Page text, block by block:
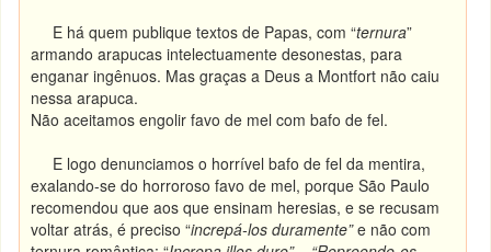
E há quem publique textos de Papas, com “ternura”
armando arapucas intelectuamente desonestas, para
enganar ingênuos. Mas graças a Deus a Montfort não caiu
nessa arapuca.
Não aceitamos engolir favo de mel com bafo de fel.
E logo denunciamos o horrível bafo de fel da mentira,
exalando-se do horroroso favo de mel, porque São Paulo
recomendou que aos que ensinam heresias, e se recusam
voltar atrás, é preciso “increpá-los duramente”e não com